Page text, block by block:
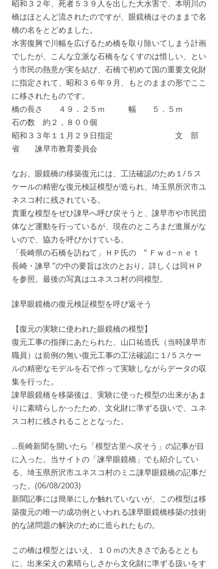
昭和３２年、死者５３９人を出した大水害で、本明川の
橋はほとんど流されたのですが、眼鏡橋はそのままで名
橋の名をとどめました。
水害復興で川幅を広げるため橋を取り除いてしまう計画
でしたが、こんな立派な石橋をなくすのは惜しい、とい
う市民の熱意が実を結び、石橋で初めて国の重要文化財
に指定されて、昭和３６年９月、もとのままの形でここ
に移されたものです。
橋の長さ ４９．２５ｍ 幅 ５．５ｍ
石の数 約２，８００個
昭和３３年１１月２９日指定 文 部
省 諫早市教育委員会
なお、眼鏡橋の移築復元には、工法確認のため１/５ス
ケールの精密な復元検証模型が造られ、埼玉県所沢市ユ
ネスコ村に残されている。
貴重な模型をぜひ諌早へ呼び戻そうと、諌早市や市民団
体など運動を行っているが、現在のところまだ進展がな
いので、協力を呼びかけている。
「長崎県の石橋を訪ねて」ＨＰ氏の ” Ｆｗｄ−ｎｅｔ
長崎・諫早 ”の中の要旨は次のとおり。詳しくは同ＨＰ
を参照。最後の写真はユネスコ村の同模型。
諌早眼鏡橋の復元検証模型を呼び返そう
【復元の実験に使われた眼鏡橋の模型】
復元工事の指揮にあたられた、山口祐造氏（当時諌早市
職員）は前例の無い復元工事の工法確認に１/５スケー
ルの精密なモデルを石で作って実験しながらデータの収
集を行った。
諌早眼鏡橋を移築後は、実験に使った模型の出来があま
りに素晴らしかったため、文化財に準ずる扱いで、ユネ
スコ村に残されることとなった。
…長崎新聞を開いたら「模型古里へ戻そう」の記事が目
に入った。当サイトの「諫早眼鏡橋」でも紹介してい
る、埼玉県所沢市ユネスコ村のミニ諌早眼鏡橋の記事だ
った。(06/08/2003)
新聞記事には簡単にしか触れていないが、この模型は移
築復元の唯一の成功例といわれる諌早眼鏡橋移築の技術
的な諸問題の解決のために造られたもの。
この橋は模型とはいえ、１０ｍの大きさであるととも
に、出来栄えの素晴らしさから文化財に準ずる扱いをす